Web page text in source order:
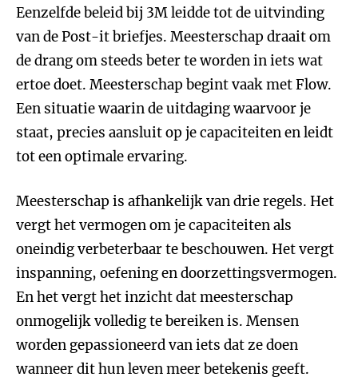
Eenzelfde beleid bij 3M leidde tot de uitvinding
van de Post-it briefjes. Meesterschap draait om
de drang om steeds beter te worden in iets wat
ertoe doet. Meesterschap begint vaak met Flow.
Een situatie waarin de uitdaging waarvoor je
staat, precies aansluit op je capaciteiten en leidt
tot een optimale ervaring.
Meesterschap is afhankelijk van drie regels. Het
vergt het vermogen om je capaciteiten als
oneindig verbeterbaar te beschouwen. Het vergt
inspanning, oefening en doorzettingsvermogen.
En het vergt het inzicht dat meesterschap
onmogelijk volledig te bereiken is. Mensen
worden gepassioneerd van iets dat ze doen
wanneer dit hun leven meer betekenis geeft.